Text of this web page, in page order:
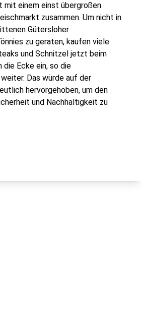
mit einem einst übergroßen
zusammen. Um nicht in
Gütersloher
zu geraten, kaufen viele
und Schnitzel jetzt beim
Ecke ein, so die
Das würde auf der
hervorgehoben, um den
und Nachhaltigkeit zu